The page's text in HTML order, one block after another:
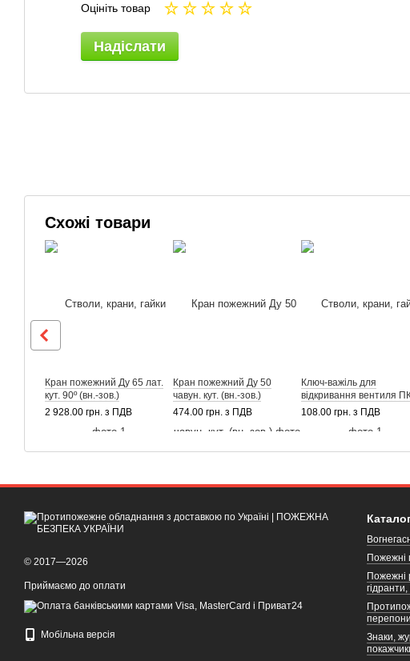
Оцініть товар
Надіслати
Схожі товари
Кран пожежний Ду 65 лат.
кут. 90º (вн.-зов.)
2 928.00 грн. з ПДВ
Кран пожежний Ду 50
чавун. кут. (вн.-зов.)
474.00 грн. з ПДВ
Ключ-важіль для
відкривання вентиля
108.00 грн. з ПДВ
© 2017—2026
Приймаємо до оплати
Мобільна версія
Пожежні
перепони
Знаки,